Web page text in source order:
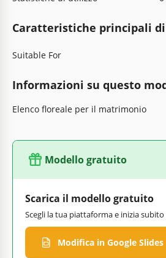
Caratteristiche principali
Suitable For
Informazioni su questo
Elenco floreale per il matrimonio
Modello gratuito
Scarica il modello gratuito
Scegli la tua piattaforma e inizia
Modifica in Google Slides